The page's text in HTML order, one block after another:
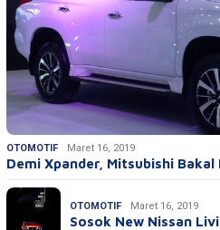
OTOMOTIF Maret 16, 2019
Demi Xpander, Mitsubishi
OTOMOTIF Maret 16, 2019
Sosok New Nissan